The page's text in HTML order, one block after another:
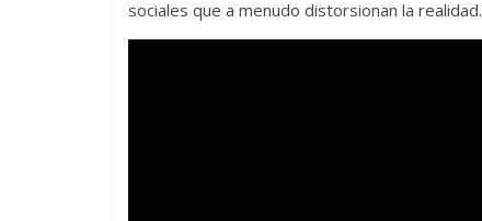
sociales que a menudo distorsionan la realidad.